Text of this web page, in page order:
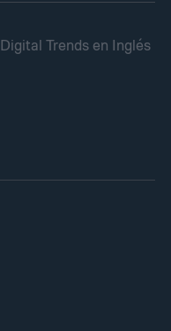
Digital Trends en Inglés